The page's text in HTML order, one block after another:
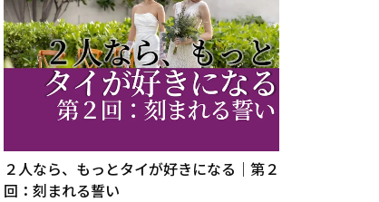
２人なら、もっとタイが好きになる｜第２
回：刻まれる誓い